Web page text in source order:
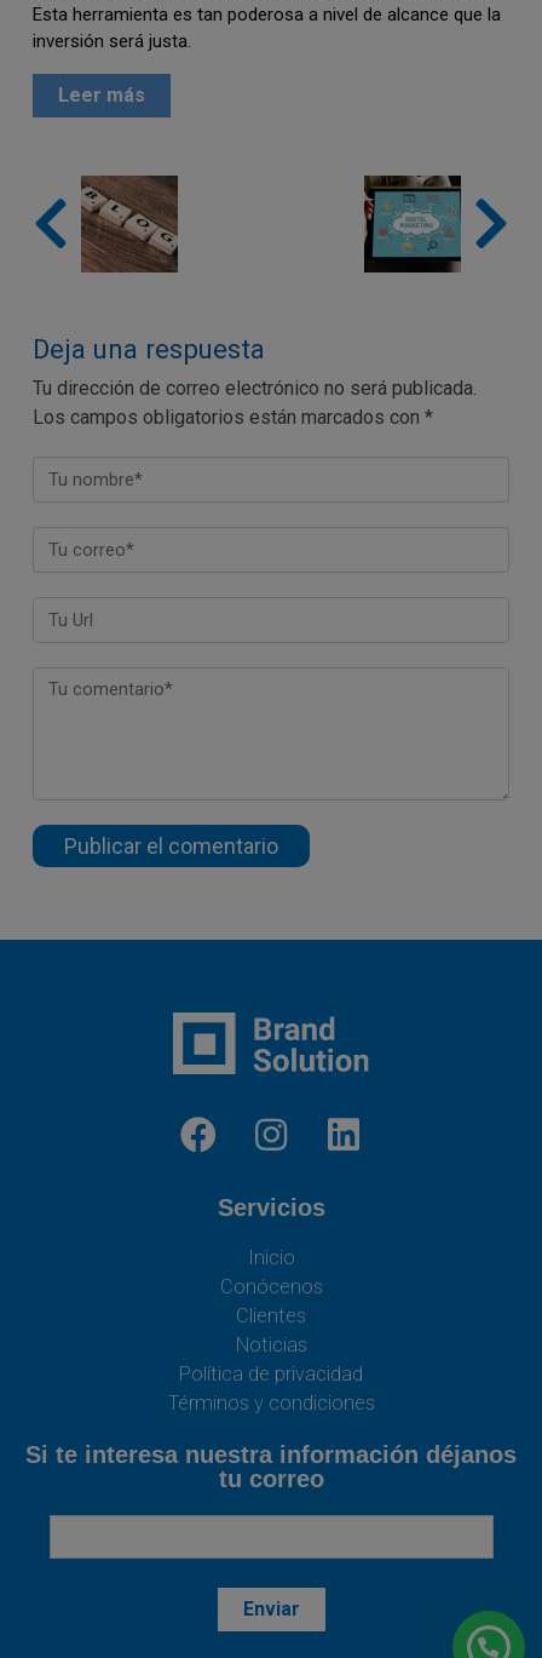
Esta herramienta es tan poderosa a nivel de alcance que la
inversión será justa.
Leer más
Deja una respuesta
Tu dirección de correo electrónico no será publicada.
Los campos obligatorios están marcados con *
Servicios
Inicio
Conócenos
Clientes
Noticias
Política de privacidad
Términos y condiciones
Si te interesa nuestra información déjanos
tu correo